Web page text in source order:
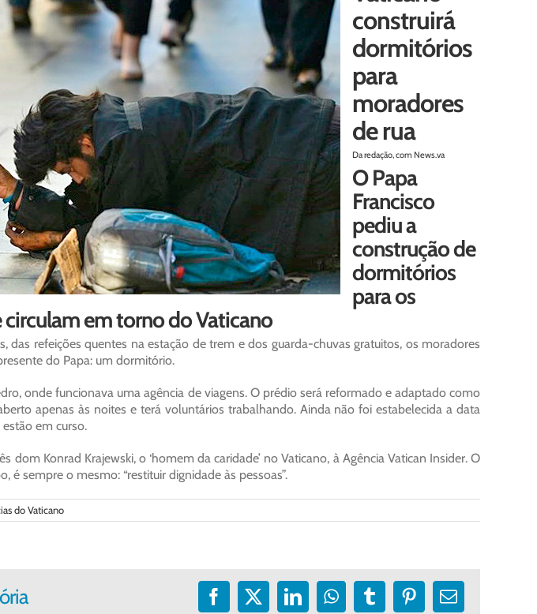
construirá
dormitórios
para
moradores
de rua
Da redação, com News.va
O Papa
Francisco
pediu a
construção de
dormitórios
para os
em torno do Vaticano
das refeições quentes na estação de trem e dos guarda-chuvas gratuitos, os moradores
do Papa: um dormitório.
onde funcionava uma agência de viagens. O prédio será reformado e adaptado como
apenas às noites e terá voluntários trabalhando. Ainda não foi estabelecida a data
em curso.
dom Konrad Krajewski, o ‘homem da caridade’ no Vaticano, à Agência Vatican Insider. O
é sempre o mesmo: “restituir dignidade às pessoas”.
do Vaticano
Facebook
X LinkedInWhatsApp
TumblrPinterest
E-